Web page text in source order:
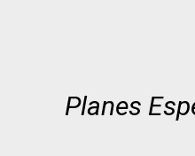
Planes